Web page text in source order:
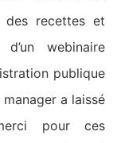
des recettes et
webinaire
publique
a laissé
pour ces